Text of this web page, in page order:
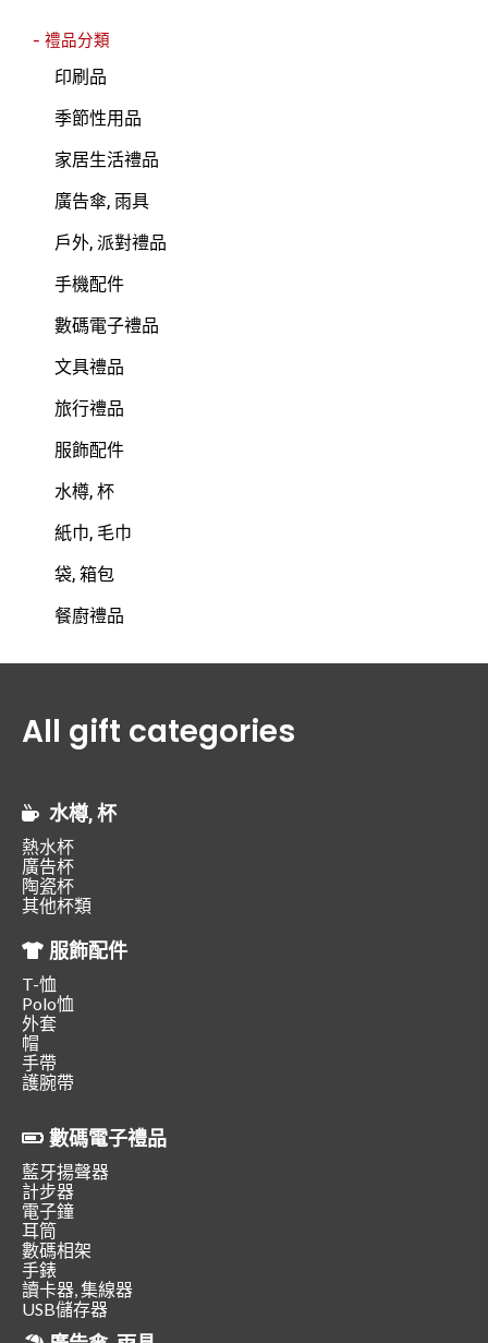
- 禮品分類
印刷品
季節性用品
家居生活禮品
廣告傘, 雨具
戶外, 派對禮品
手機配件
數碼電子禮品
文具禮品
旅行禮品
服飾配件
水樽, 杯
紙巾, 毛巾
袋, 箱包
餐廚禮品
All gift categories
水樽, 杯
熱水杯
廣告杯
陶瓷杯
其他杯類
服飾配件
T-恤
Polo恤
外套
帽
手帶
護腕帶
數碼電子禮品
藍牙揚聲器
計步器
電子鐘
耳筒
數碼相架
手錶
讀卡器, 集線器
USB儲存器